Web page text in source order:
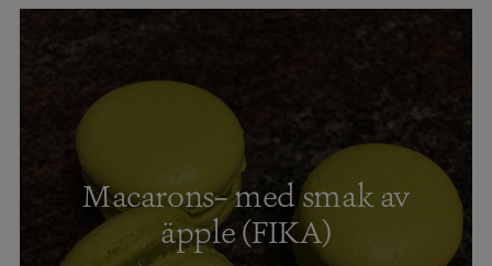
Macarons– med smak av
äpple (FIKA)